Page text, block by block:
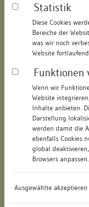
Statistik
Diese Cookies
Bereiche der
was wir noch
Website
Funktionen
Wenn wir
Website
Inhalte anbieten.
Darstellung
werden damit die
ebenfalls Cookies
global
Browsers anpassen.
Ausgewählte akzeptieren
Objektdaten
Straße:
Hausnummer:
Postleitzahl:
Stadt-Teilort:
Regierungsbezirk:
Wohnplatzschlüssel:
Flurstücknummer:
Historischer Straßenname: